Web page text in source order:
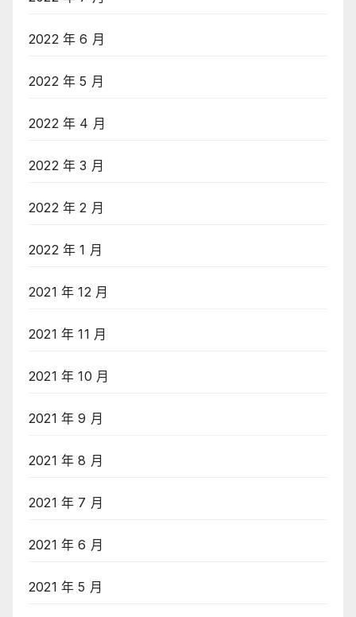
2022 年 6 月
2022 年 5 月
2022 年 4 月
2022 年 3 月
2022 年 2 月
2022 年 1 月
2021 年 12 月
2021 年 11 月
2021 年 10 月
2021 年 9 月
2021 年 8 月
2021 年 7 月
2021 年 6 月
2021 年 5 月